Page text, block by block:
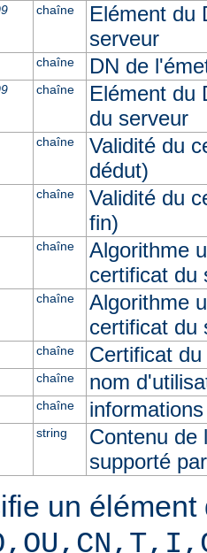
chaîne
Elément du
serveur
chaîne DN de
chaîne
Elément du
du serveur
chaîne
Validité du
dédut)
chaîne
Validité du
fin)
chaîne
Algorithme
certificat du
chaîne
Algorithme
certificat du
chaîne Certificat
chaîne nom
chaîne
string
Contenu de
supporté
un